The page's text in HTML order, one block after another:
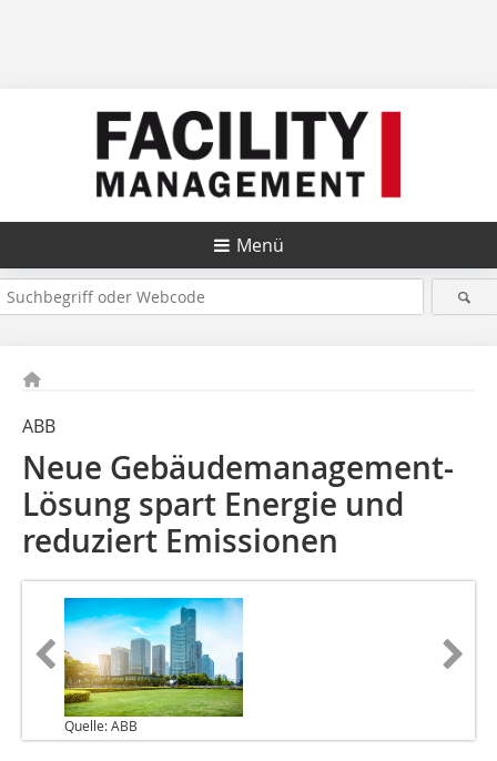
Menü
ABB
Neue Gebäudemanagement-
Lösung spart Energie und
reduziert Emissionen
Quelle: ABB